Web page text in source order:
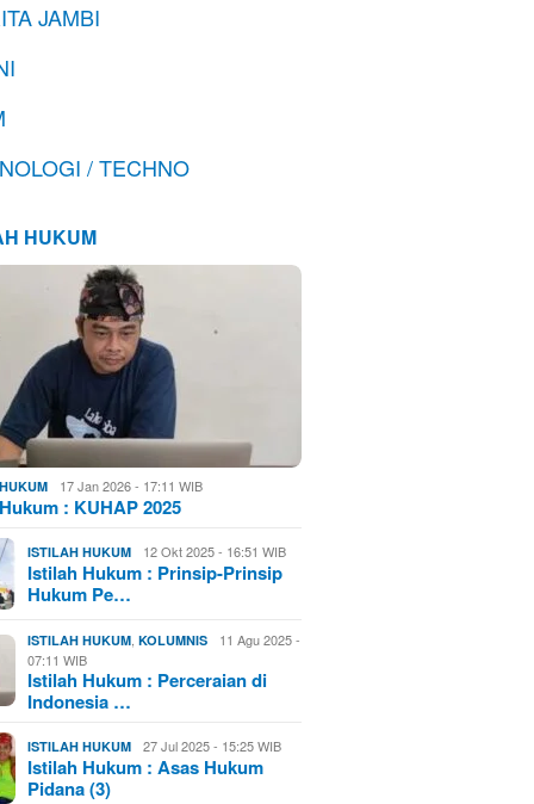
JAMBI
/ TECHNO
HUKUM
17 Jan 2026 - 17:11 WIB
: KUHAP 2025
ISTILAH HUKUM 12 Okt 2025 - 16:51 WIB
Istilah Hukum : Prinsip-Prinsip
Hukum Pe…
ISTILAH HUKUM ,KOLUMNIS
11 Agu 2025 -
07:11 WIB
Istilah Hukum : Perceraian di
Indonesia …
ISTILAH HUKUM 27 Jul 2025 - 15:25 WIB
Istilah Hukum : Asas Hukum
Pidana (3)